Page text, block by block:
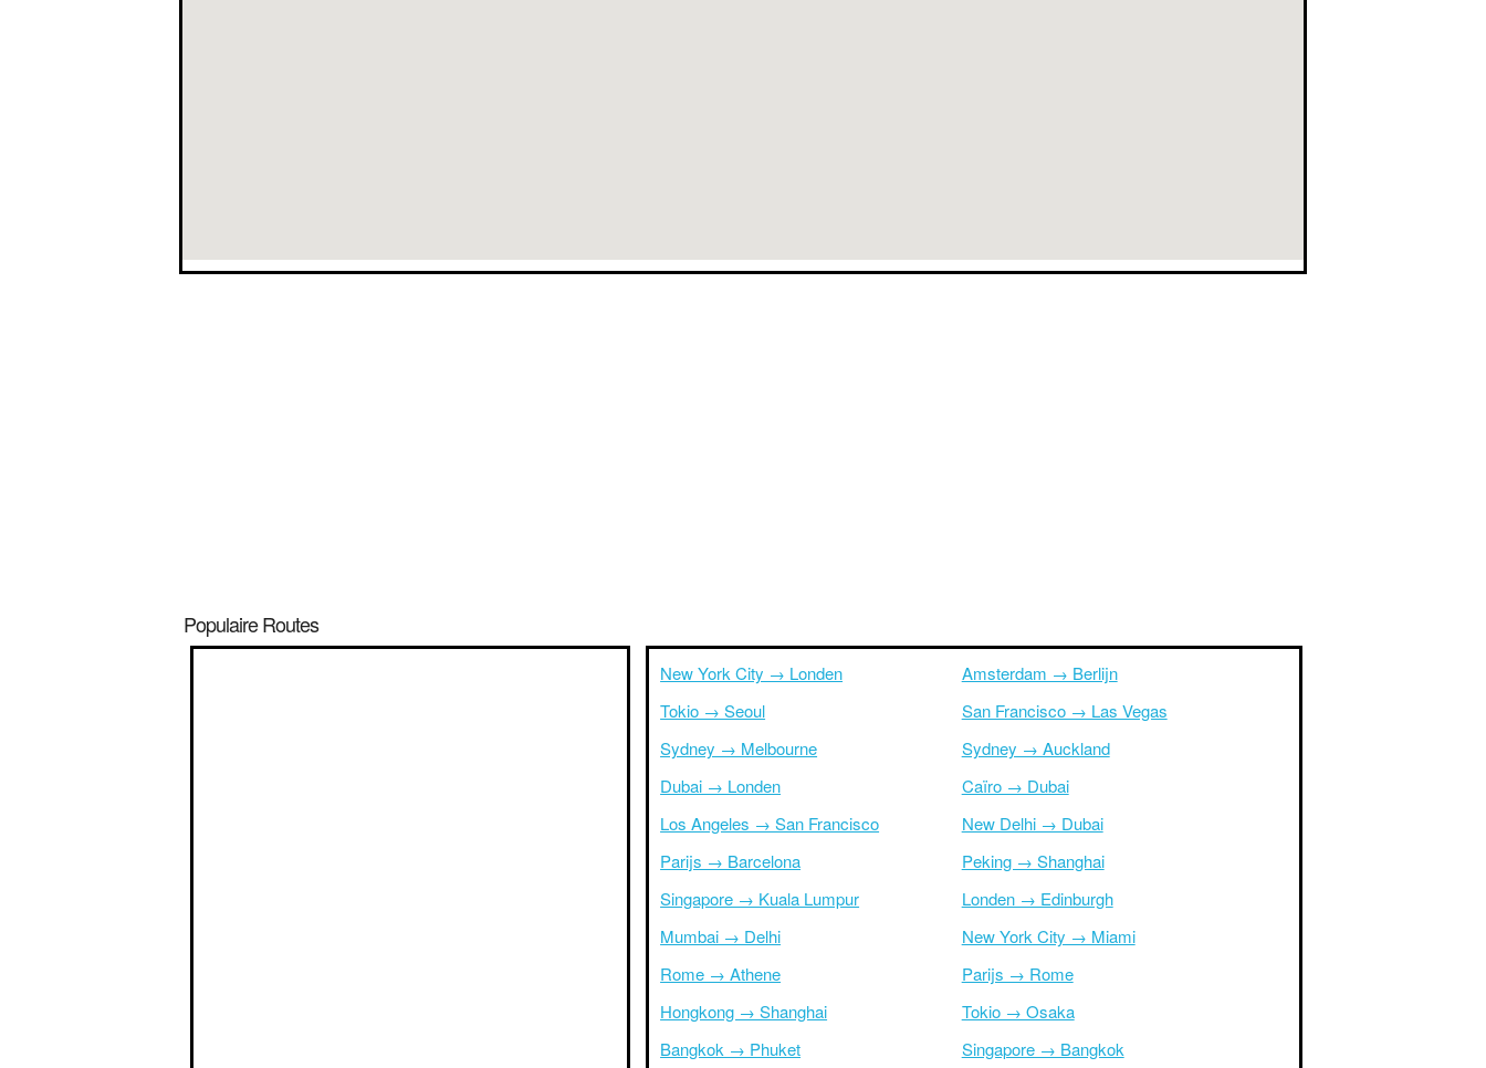
Populaire Routes
New York City → Londen
Tokio → Seoul
Sydney → Melbourne
Dubai → Londen
Los Angeles → San Francisco
Parijs → Barcelona
Singapore → Kuala Lumpur
Mumbai → Delhi
Rome → Athene
Hongkong → Shanghai
Bangkok → Phuket
Amsterdam → Berlijn
San Francisco → Las Vegas
Sydney → Auckland
Caïro → Dubai
New Delhi → Dubai
Peking → Shanghai
Londen → Edinburgh
New York City → Miami
Parijs → Rome
Tokio → Osaka
Singapore → Bangkok